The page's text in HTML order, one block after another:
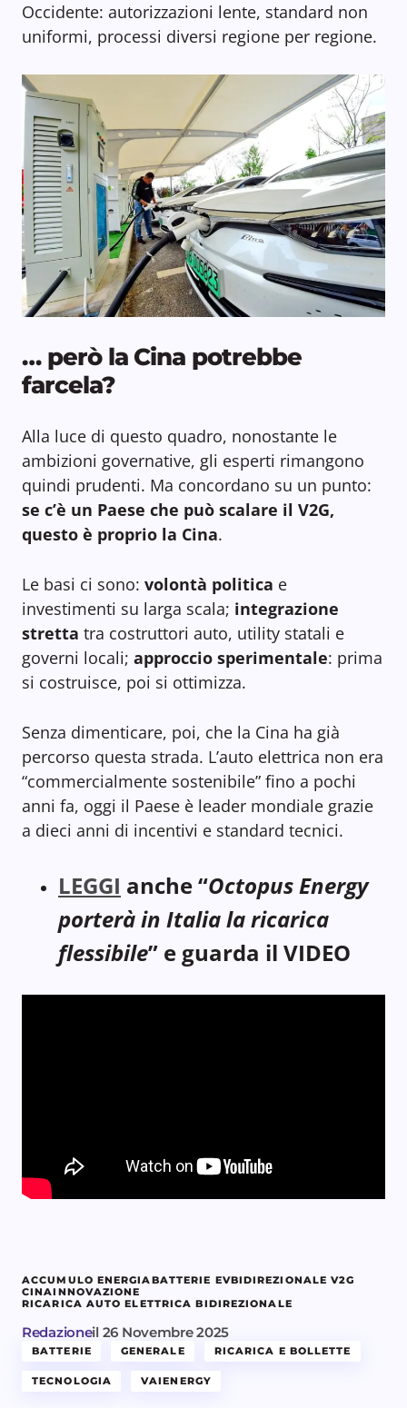
Occidente: autorizzazioni lente, standard non
uniformi, processi diversi regione per regione.
… però la Cina potrebbe
farcela?
Alla luce di questo quadro, nonostante le
ambizioni governative, gli esperti rimangono
quindi prudenti. Ma concordano su un punto:
se c’è un Paese che può scalare il V2G,
questo è proprio la Cina.
Le basi ci sono: volontà politica e
investimenti su larga scala; integrazione
stretta tra costruttori auto, utility statali e
governi locali; approccio sperimentale: prima
si costruisce, poi si ottimizza.
Senza dimenticare, poi, che la Cina ha già
percorso questa strada. L’auto elettrica non era
“commercialmente sostenibile” fino a pochi
anni fa, oggi il Paese è leader mondiale grazie
a dieci anni di incentivi e standard tecnici.
LEGGI anche “Octopus Energy
porterà in Italia la ricarica
flessibile” e guarda il VIDEO
ACCUMULO ENERGIABATTERIE EVBIDIREZIONALE V2G
CINAINNOVAZIONE
RICARICA AUTO ELETTRICA BIDIREZIONALE
Redazioneil 26 Novembre 2025
BATTERIE GENERALE RICARICA E BOLLETTE
TECNOLOGIA VAIENERGY